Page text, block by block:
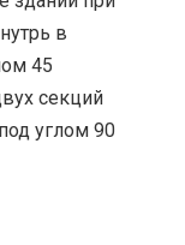
в
45
секций
углом 90